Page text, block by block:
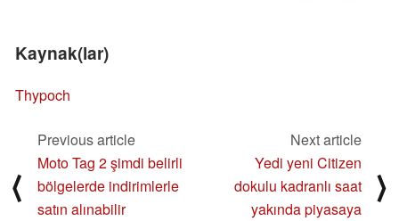
Kaynak(lar)
Thypoch
⟨
Previous article
Moto Tag 2 şimdi belirli
bölgelerde indirimlerle
satın alınabilir
Next article
Yedi yeni Citizen
dokulu kadranlı saat
yakında piyasaya
⟩